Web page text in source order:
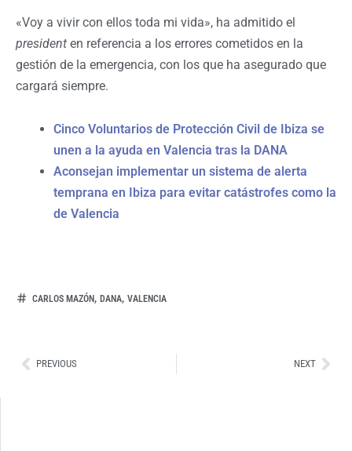
«Voy a vivir con ellos toda mi vida», ha admitido el
president en referencia a los errores cometidos en la
gestión de la emergencia, con los que ha asegurado que
cargará siempre.
Cinco Voluntarios de Protección Civil de Ibiza se
unen a la ayuda en Valencia tras la DANA
Aconsejan implementar un sistema de alerta
temprana en Ibiza para evitar catástrofes como la
de Valencia
CARLOS MAZÓN, DANA, VALENCIA
AntPREVIOUS NEXT